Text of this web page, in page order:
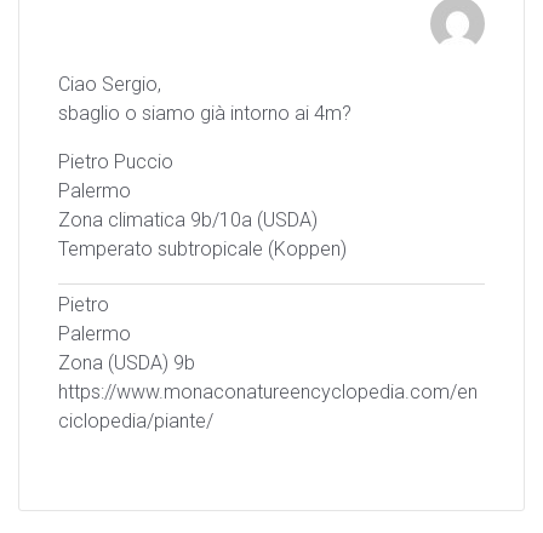
Ciao Sergio,
sbaglio o siamo già intorno ai 4m?
Pietro Puccio
Palermo
Zona climatica 9b/10a (USDA)
Temperato subtropicale (Koppen)
Pietro
Palermo
Zona (USDA) 9b
https://www.monaconatureencyclopedia.com/en
ciclopedia/piante/